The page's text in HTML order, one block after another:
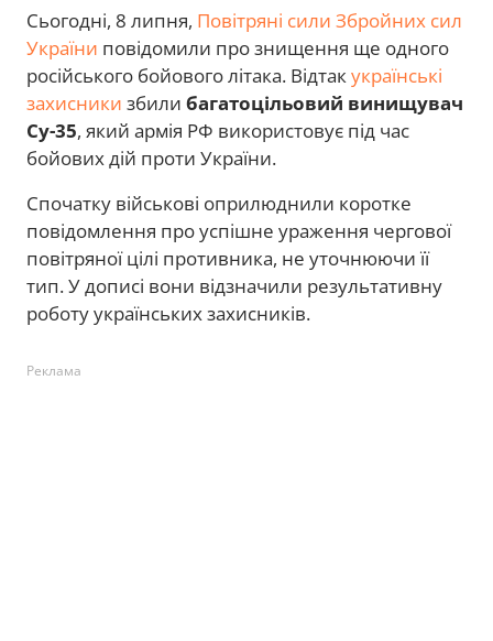
Сьогодні, 8 липня, Повітряні сили Збройних сил
України повідомили про знищення ще одного
російського бойового літака. Відтакукраїнські
захисники збили багатоцільовий винищувач
Су-35, який армія РФ використовує під час
бойових дій проти України.
Спочатку військові оприлюднили коротке
повідомлення про успішне ураження чергової
повітряної цілі противника, не уточнюючи її
тип. У дописі вони відзначили результативну
роботу українських захисників.
Реклама